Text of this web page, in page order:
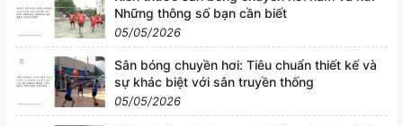
Những thông số bạn cần biết
05/05/2026
Sân bóng chuyền hơi: Tiêu chuẩn thiết kế và
sự khác biệt với sân truyền thống
05/05/2026